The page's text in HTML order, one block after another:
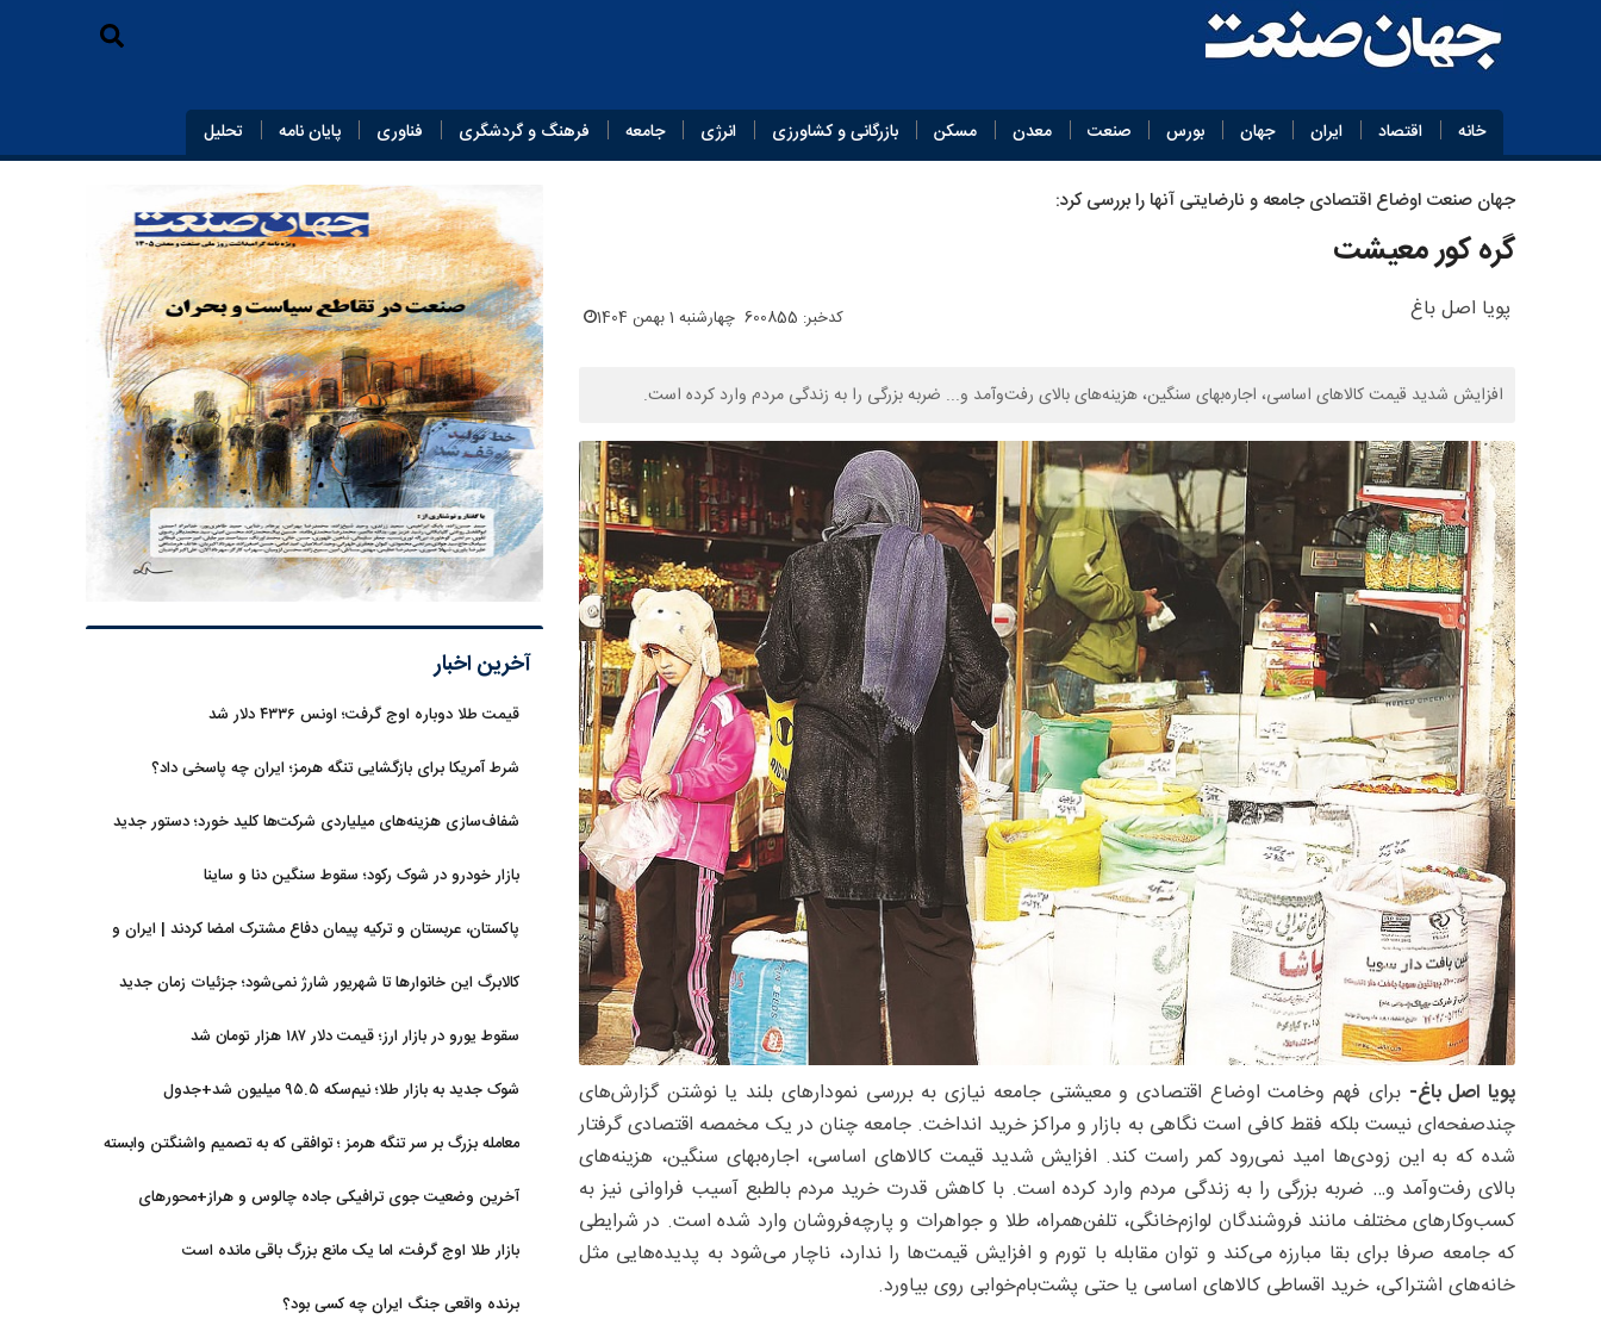
خانه اقتصاد ایران جهان بورس صنعت معدن مسکن بازرگانی و کشاورزی انرژی جامعه فرهنگ و گردشگری فناوری پایان‌ نامه تحلیل
جهان‌ صنعت اوضاع اقتصادی جامعه و نارضایتی آنها را بررسی کرد:
گره کور معیشت
پویا اصل باغ کدخبر: 600855 چهارشنبه 1 بهمن 1404
افزایش شدید قیمت کالاهای اساسی، اجاره‌بهای سنگین، هزینه‌های بالای رفت‌وآمد و... ضربه‌ بزرگی را به زندگی مردم وارد کرده است.
پویا اصل‌ باغ- برای فهم وخامت اوضاع اقتصادی و معیشتی جامعه نیازی به بررسی نمودارهای بلند یا نوشتن گزارش‌های
چندصفحه‌ای نیست بلکه فقط کافی است نگاهی به بازار و مراکز خرید انداخت. جامعه چنان در یک مخمصه اقتصادی گرفتار
شده که به این زودی‌ها امید نمی‌رود کمر راست کند. افزایش شدید قیمت کالاهای اساسی، اجاره‌بهای سنگین، هزینه‌های
بالای رفت‌وآمد و… ضربه‌ بزرگی را به زندگی مردم وارد کرده است. با کاهش قدرت خرید مردم بالطبع آسیب فراوانی نیز به
کسب‌وکارهای مختلف مانند فروشندگان لوازم‌خانگی، تلفن‌همراه، طلا و جواهرات و پارچه‌فروشان وارد شده است. در شرایطی
که جامعه صرفا برای بقا مبارزه می‌کند و توان مقابله با تورم و افزایش قیمت‌ها را ندارد، ناچار می‌شود به پدیده‌هایی مثل
خانه‌های اشتراکی، خرید اقساطی کالاهای اساسی یا حتی پشت‌بام‌خوابی روی بیاورد.
آخرین اخبار
قیمت طلا دوباره اوج گرفت؛ اونس ۴۳۳۶ دلار شد
شرط آمریکا برای بازگشایی تنگه هرمز؛ ایران چه پاسخی داد؟
شفاف‌سازی هزینه‌های میلیاردی شرکت‌ها کلید خورد؛ دستور جدید
بازار خودرو در شوک رکود؛ سقوط سنگین دنا و ساینا
پاکستان، عربستان و ترکیه پیمان دفاع مشترک امضا کردند | ایران و
کالابرگ این خانوارها تا شهریور شارژ نمی‌شود؛ جزئیات زمان جدید
سقوط یورو در بازار ارز؛ قیمت دلار ۱۸۷ هزار تومان شد
شوک جدید به بازار طلا؛ نیم‌سکه ۹۵.۵ میلیون شد+جدول
معامله بزرگ بر سر تنگه هرمز ؛ توافقی که به تصمیم واشنگتن وابسته
آخرین وضعیت جوی ترافیکی جاده چالوس و هراز+محورهای
بازار طلا اوج گرفت، اما یک مانع بزرگ باقی مانده است
برنده واقعی جنگ ایران چه کسی بود؟